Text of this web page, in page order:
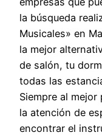
la búsqueda
Musicales» en
la mejor
de salón, tu
todas las
Siempre al
la atención de
encontrar el